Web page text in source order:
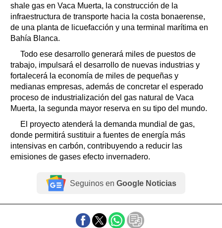
shale gas en Vaca Muerta, la construcción de la
infraestructura de transporte hacia la costa bonaerense,
de una planta de licuefacción y una terminal marítima en
Bahía Blanca.
Todo ese desarrollo generará miles de puestos de
trabajo, impulsará el desarrollo de nuevas industrias y
fortalecerá la economía de miles de pequeñas y
medianas empresas, además de concretar el esperado
proceso de industrialización del gas natural de Vaca
Muerta, la segunda mayor reserva en su tipo del mundo.
El proyecto atenderá la demanda mundial de gas,
donde permitirá sustituir a fuentes de energía más
intensivas en carbón, contribuyendo a reducir las
emisiones de gases efecto invernadero.
Seguinos en Google Noticias